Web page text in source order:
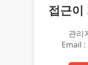
접근이
관리
Email